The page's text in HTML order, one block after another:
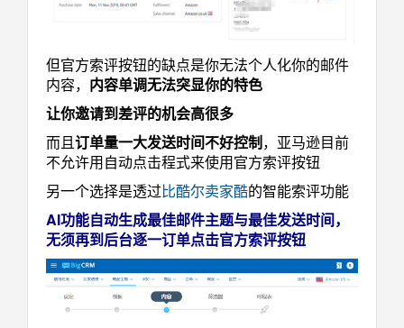
但官方索评按钮的缺点是你无法个人化你的邮件
内容， 内容单调无法突显你的特色
让你邀请到差评的机会高很多
而且订单量一大发送时间不好控制，亚马逊目前
不允许用自动点击程式来使用官方索评按钮
另一个选择是透过比酷尔卖家酷的智能索评功能
AI功能自动生成最佳邮件主题与最佳发送时间，
无须再到后台逐一订单点击官方索评按钮